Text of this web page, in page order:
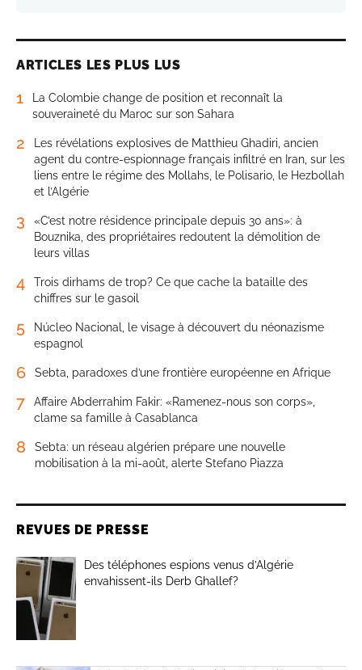
ARTICLES LES PLUS LUS
1
La Colombie change de position et reconnaît la
souveraineté du Maroc sur son Sahara
2
Les révélations explosives de Matthieu Ghadiri, ancien
agent du contre-espionnage français infiltré en Iran, sur les
liens entre le régime des Mollahs, le Polisario, le Hezbollah
et l’Algérie
3
«C’est notre résidence principale depuis 30 ans»: à
Bouznika, des propriétaires redoutent la démolition de
leurs villas
4
Trois dirhams de trop? Ce que cache la bataille des
chiffres sur le gasoil
5
Núcleo Nacional, le visage à découvert du néonazisme
espagnol
6 Sebta, paradoxes d’une frontière européenne en Afrique
7
Affaire Abderrahim Fakir: «Ramenez-nous son corps»,
clame sa famille à Casablanca
8
Sebta: un réseau algérien prépare une nouvelle
mobilisation à la mi-août, alerte Stefano Piazza
REVUES DE PRESSE
Des téléphones espions venus d’Algérie
envahissent-ils Derb Ghallef?